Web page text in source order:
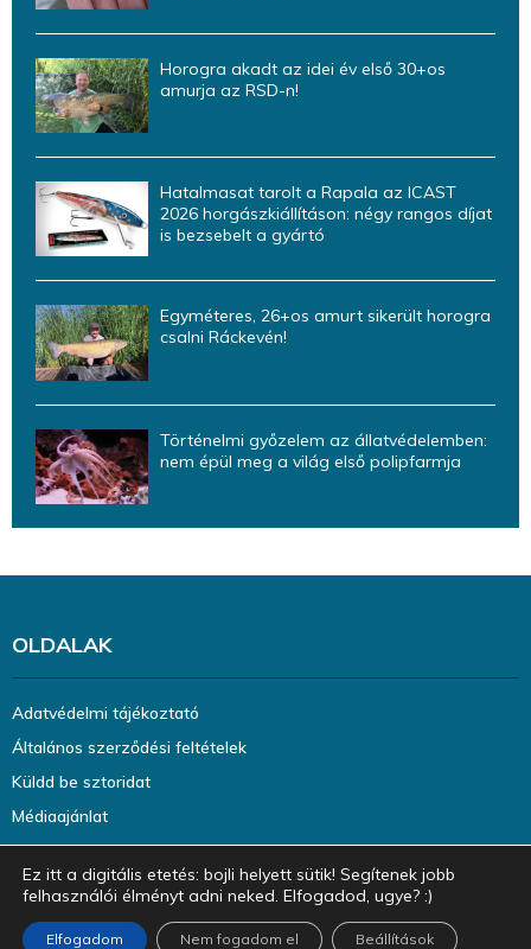
Horogra akadt az idei év első 30+os
amurja az RSD-n!
Hatalmasat tarolt a Rapala az ICAST
2026 horgászkiállításon: négy rangos díjat
is bezsebelt a gyártó
Egyméteres, 26+os amurt sikerült horogra
csalni Ráckevén!
Történelmi győzelem az állatvédelemben:
nem épül meg a világ első polipfarmja
OLDALAK
Adatvédelmi tájékoztató
Általános szerződési feltételek
Küldd be sztoridat
Médiaajánlat
Ez itt a digitális etetés: bojli helyett sütik! Segítenek jobb
felhasználói élményt adni neked. Elfogadod, ugye? :)
Elfogadom Nem fogadom el Beállítások